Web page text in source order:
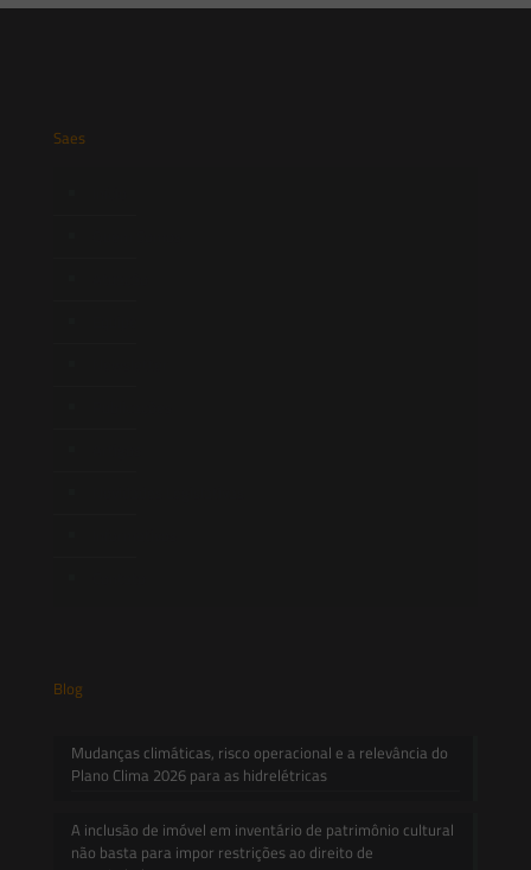
Saes
Blog
Mudanças climáticas, risco operacional e a relevância do
Plano Clima 2026 para as hidrelétricas
A inclusão de imóvel em inventário de patrimônio cultural
não basta para impor restrições ao direito de